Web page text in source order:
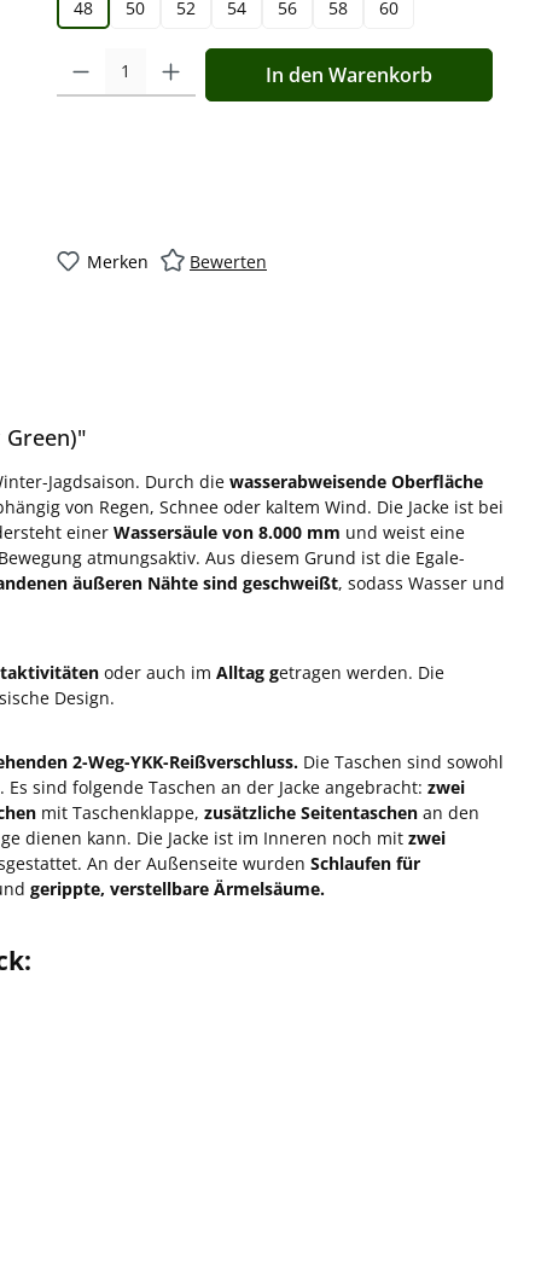
48 50 52 54 56 58 60
Produkt Anzahl: Gib den gewünschten Wert ein oder
In den Warenkorb
Merken Bewerten
Jagdsaison. Durch die wasserabweisende Oberfläche
von Regen, Schnee oder kaltem Wind. Die Jacke ist bei
einer Wassersäule von 8.000 mm und weist eine
atmungsaktiv. Aus diesem Grund ist die Egale-
äußeren Nähte sind geschweißt, sodass Wasser und
oder auch im Alltag getragen werden. Die
Design.
2-Weg-YKK-Reißverschluss. Die Taschen sind sowohl
sind folgende Taschen an der Jacke angebracht: zwei
mit Taschenklappe, zusätzliche Seitentaschen an den
dienen kann. Die Jacke ist im Inneren noch mit zwei
An der Außenseite wurden Schlaufen für
gerippte, verstellbare Ärmelsäume.